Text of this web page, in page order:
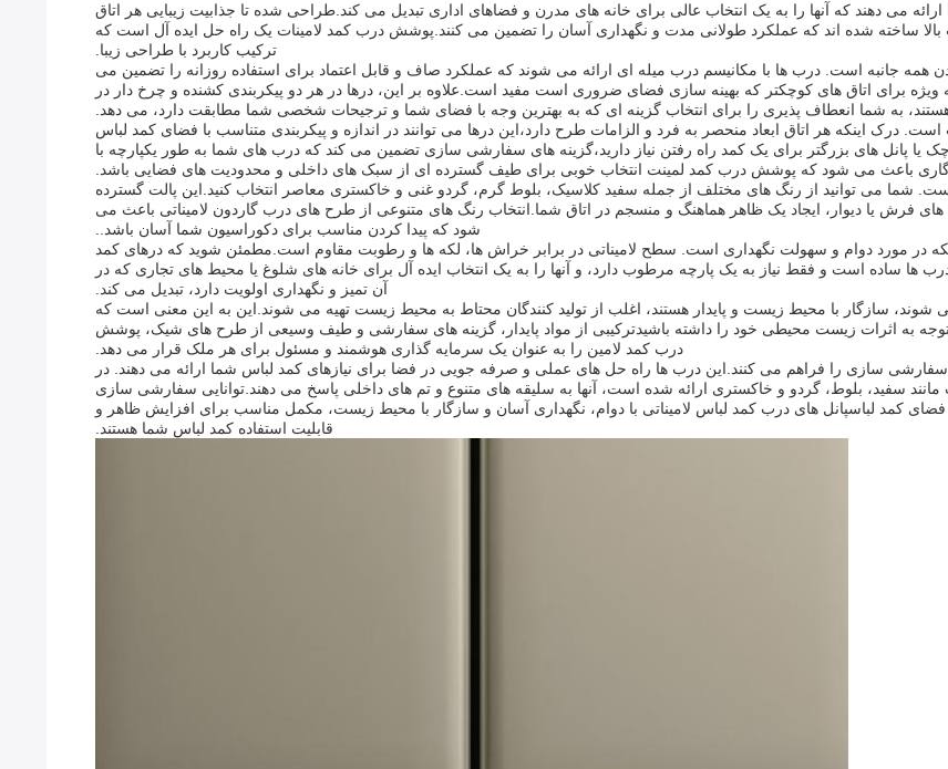
می دهند که آنها را به یک انتخاب عالی برای خانه های مدرن و فضاهای اداری تبدیل می کند.طراحی شده تا جذابیت زیبایی هر اتاق
بالا ساخته شده اند که عملکرد طولانی مدت و نگهداری آسان را تضمین می کنند.پوشش درب کمد لامینات یک راه حل ایده آل است که
ترکیب کاربرد با طراحی زیبا.
جانبه است. درب ها با مکانیسم درب میله ای ارائه می شوند که عملکرد صاف و قابل اعتماد برای استفاده روزانه را تضمین می
برای اتاق های کوچکتر که بهینه سازی فضای ضروری است مفید است.علاوه بر این، درها در هر دو پیکربندی کشنده و چرخ دار در
به شما انعطاف پذیری را برای انتخاب گزینه ای که به بهترین وجه با فضای شما و ترجیحات شخصی شما مطابقت دارد، می دهد.
اینکه هر اتاق ابعاد منحصر به فرد و الزامات طرح دارد،این درها می توانند در اندازه و پیکربندی متناسب با فضای کمد لباس
پانل های بزرگتر برای یک کمد راه رفتن نیاز دارید،گزینه های سفارشی سازی تضمین می کند که درب های شما به طور یکپارچه با
باعث می شود که پوشش درب کمد لمینت انتخاب خوبی برای طیف گسترده ای از سبک های داخلی و محدودیت های فضایی باشد.
شما می توانید از رنگ های مختلف از جمله سفید کلاسیک، بلوط گرم، گردو غنی و خاکستری معاصر انتخاب کنید.این پالت گسترده
های فرش یا دیوار، ایجاد یک ظاهر هماهنگ و منسجم در اتاق شما.انتخاب رنگ های متنوعی از طرح های درب گاردون لامیناتی باعث می
شود که پیدا کردن مناسب برای دکوراسیون شما آسان باشد..
در مورد دوام و سهولت نگهداری است. سطح لامیناتی در برابر خراش ها، لکه ها و رطوبت مقاوم است.مطمئن شوید که درهای کمد
ها ساده است و فقط نیاز به یک پارچه مرطوب دارد، و آنها را به یک انتخاب ایده آل برای خانه های شلوغ یا محیط های تجاری که در
آن تمیز و نگهداری اولویت دارد، تبدیل می کند.
شوند، سازگار با محیط زیست و پایدار هستند، اغلب از تولید کنندگان محتاط به محیط زیست تهیه می شوند.این به این معنی است که
به اثرات زیست محیطی خود را داشته باشیدترکیبی از مواد پایدار، گزینه های سفارشی و طیف وسیعی از طرح های شیک، پوشش
درب کمد لامین را به عنوان یک سرمایه گذاری هوشمند و مسئول برای هر ملک قرار می دهد.
سفارشی سازی را فراهم می کنند.این درب ها راه حل های عملی و صرفه جویی در فضا برای نیازهای کمد لباس شما ارائه می دهند. در
سفید، بلوط، گردو و خاکستری ارائه شده است، آنها به سلیقه های متنوع و تم های داخلی پاسخ می دهند.توانایی سفارشی سازی
کمد لباسپانل های درب کمد لباس لامیناتی با دوام، نگهداری آسان و سازگار با محیط زیست، مکمل مناسب برای افزایش ظاهر و
قابلیت استفاده کمد لباس شما هستند.